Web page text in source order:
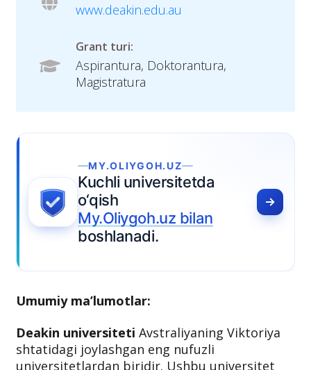
www.deakin.edu.au
Grant turi:
Aspirantura, Doktorantura,
Magistratura
Umumiy ma’lumotlar: